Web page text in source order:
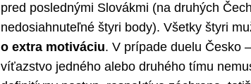
pred poslednými Slovákmi (na druhých
nedosiahnuteľné štyri body). Všetky štyri
o extra motiváciu. V prípade duelu Česko
víťazstvo jedného alebo druhého tímu